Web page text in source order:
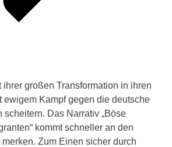
großen Transformation in ihren
ewigem Kampf gegen die deutsche
scheitern. Das Narrativ „Böse
kommt schneller an den
Zum Einen sicher durch